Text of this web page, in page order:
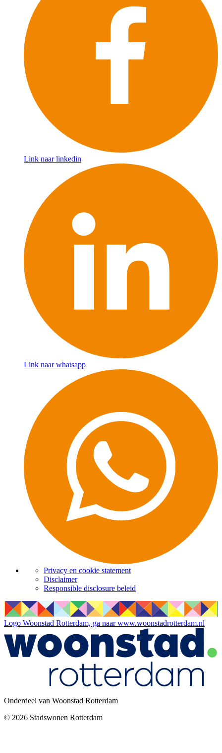
Link naar linkedin
Link naar whatsapp
Privacy en cookie statement
Disclaimer
Responsible disclosure beleid
Logo Woonstad Rotterdam, ga naar www.woonstadrotterdam.nl
Onderdeel van Woonstad Rotterdam
© 2026 Stadswonen Rotterdam